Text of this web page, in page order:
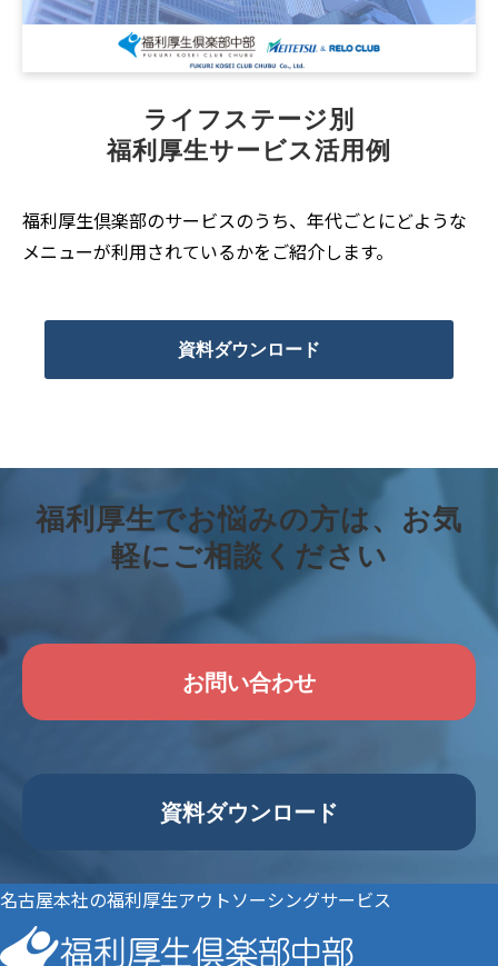
ライフステージ別
福利厚生サービス活用例
福利厚生倶楽部のサービスのうち、年代ごとにどような
メニューが利用されているかをご紹介します。
資料ダウンロード
福利厚生でお悩みの方は、お気
軽にご相談ください
お問い合わせ
資料ダウンロード
名古屋本社の福利厚生アウトソーシングサービス